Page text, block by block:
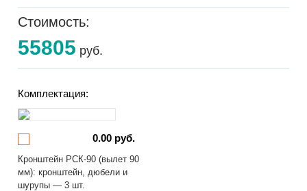
Стоимость:
55805 руб.
Комплектация:
0.00 руб.
Кронштейн РСК-90 (вылет 90
мм): кронштейн, дюбели и
шурупы — 3 шт.